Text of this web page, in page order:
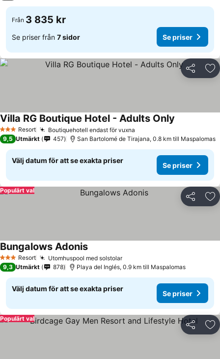
Från 3 835 kr
Se priser från 7 sidor Se priser
Dela
3 StjärnorResort Boutiquehotell endast för vuxna
Villa RG Boutique Hotel - Adults Only
9,5 Utmärkt 457 San Bartolomé de Tirajana, 0.8 km till Maspalomas
Välj datum för att se exakta priser
Se priser
Dela
Populärt val
3 StjärnorResort Utomhuspool med solstolar
Bungalows Adonis
9,3 Utmärkt 878 Playa del Inglés, 0.9 km till Maspalomas
Välj datum för att se exakta priser
Se priser
Dela
Populärt val